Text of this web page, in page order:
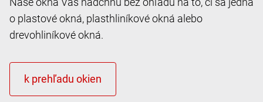
o plastové okná, plasthliníkové okná alebo
drevohliníkové okná.